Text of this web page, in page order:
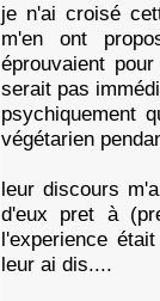
je n'ai croisé
m'en ont
éprouvaient
serait pas
psychiquement
végétarien
leur discours
d'eux pret à
l'experience
leur ai dis....